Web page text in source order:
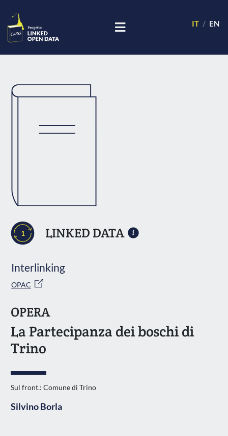
IT EN
1 LINKED DATA
Interlinking
OPAC
OPERA
La Partecipanza dei boschi di
Trino
Sul front.: Comune di Trino
Silvino Borla